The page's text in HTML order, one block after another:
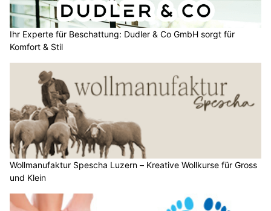
Ihr Experte für Beschattung: Dudler & Co GmbH sorgt für
Komfort & Stil
Wollmanufaktur Spescha Luzern – Kreative Wollkurse für Gross
und Klein